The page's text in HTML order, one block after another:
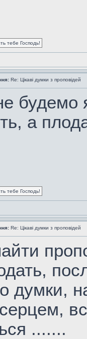
тебе Господь!
Re: Цікаві думки з проповідей
будемо
а
тебе Господь!
Re: Цікаві думки з проповідей
думки,
.......